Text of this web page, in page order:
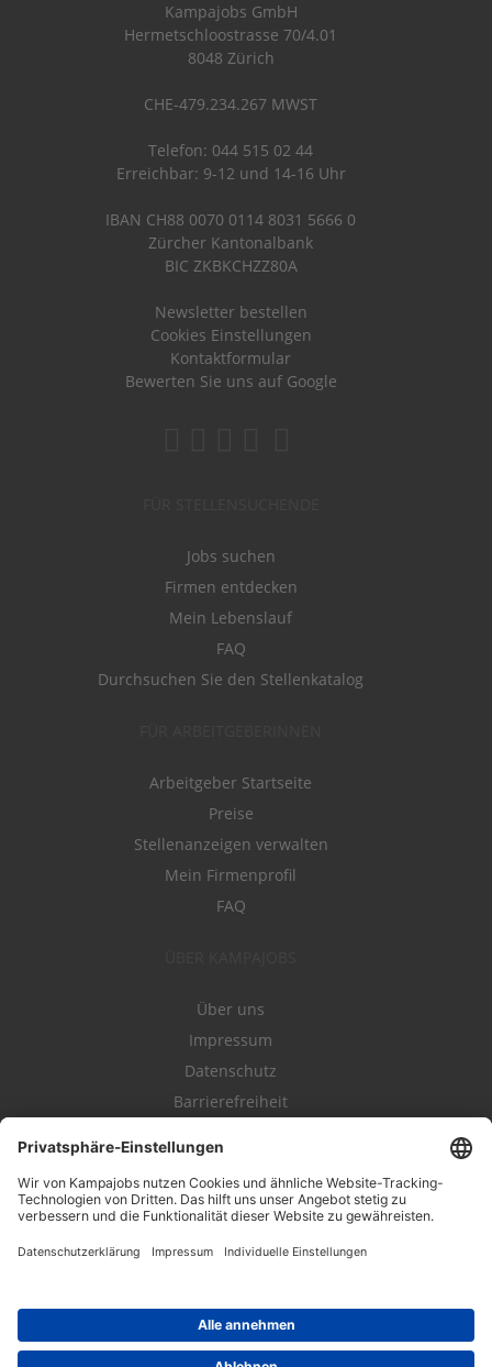
Kampajobs GmbH
Hermetschloostrasse 70/4.01
8048 Zürich
CHE-479.234.267 MWST
Telefon: 044 515 02 44
Erreichbar: 9-12 und 14-16 Uhr
IBAN CH88 0070 0114 8031 5666 0
Zürcher Kantonalbank
BIC ZKBKCHZZ80A
Newsletter bestellen
Cookies Einstellungen
Kontaktformular
Bewerten Sie uns auf Google
Jobs suchen
Firmen entdecken
Mein Lebenslauf
FAQ
Durchsuchen Sie den Stellenkatalog
Arbeitgeber Startseite
Preise
Stellenanzeigen verwalten
Mein Firmenprofil
FAQ
Über uns
Impressum
Datenschutz
Barrierefreiheit
Campajobs Romandie
Kampahire
Kampagnenforum
LeadNow